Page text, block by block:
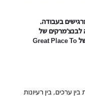
בעבודה.
לבנצ'מרקים של
החברות הטובות ביותר ולהרוויח את ההסמכה של Great Place To
ערכים, בין רעיונות